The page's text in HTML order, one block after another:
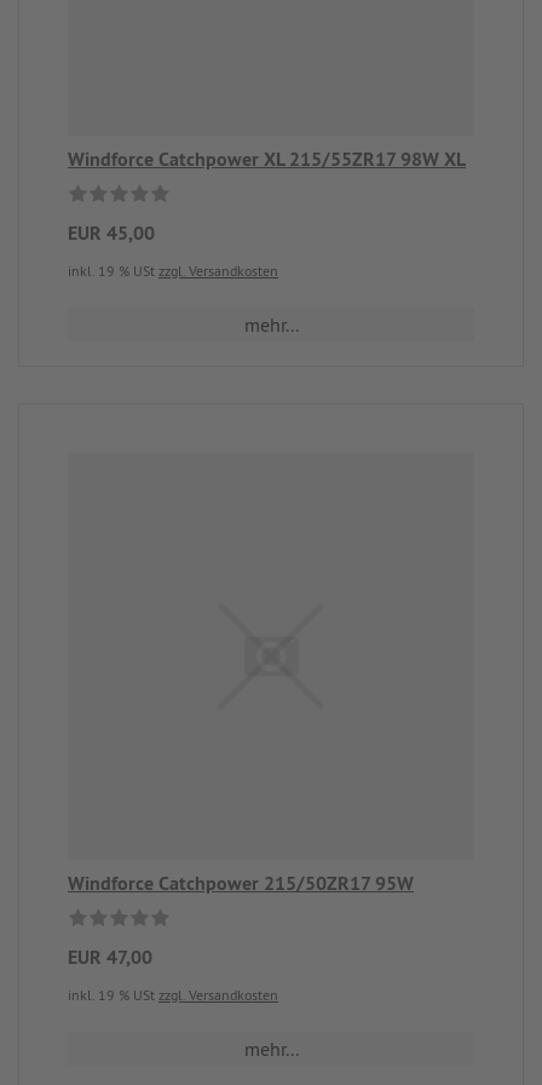
Windforce Catchpower XL 215/55ZR17 98W XL
EUR 45,00
inkl. 19 % USt zzgl. Versandkosten
mehr...
Windforce Catchpower 215/50ZR17 95W
EUR 47,00
inkl. 19 % USt zzgl. Versandkosten
mehr...